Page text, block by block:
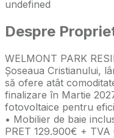
undefined
Despre
WELMONT PARK
Șoseaua Cristianului,
să ofere atât
finalizare în Martie
fotovoltaice pentru
• Mobilier de baie
PRET 129.900€ +